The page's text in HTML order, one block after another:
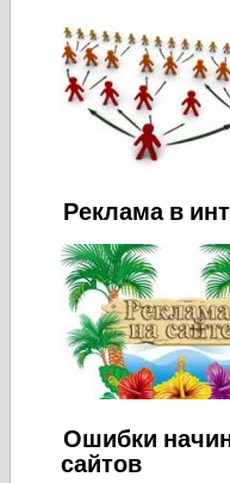
Реклама в
Ошибки
сайтов